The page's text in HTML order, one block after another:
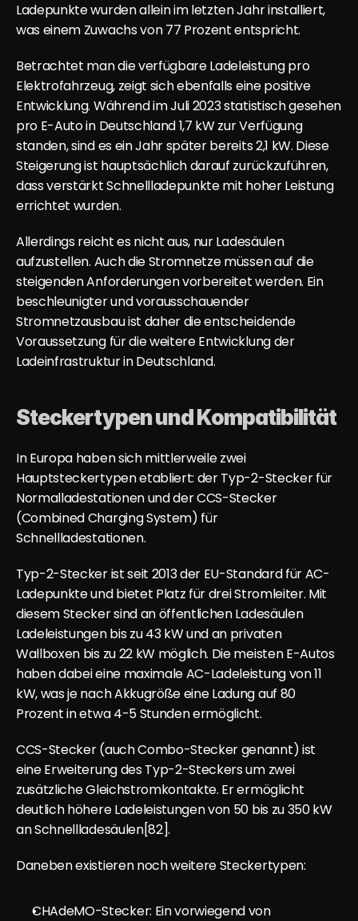
Ladepunkte wurden allein im letzten Jahr installiert,
was einem Zuwachs von 77 Prozent entspricht.
Betrachtet man die verfügbare Ladeleistung pro
Elektrofahrzeug, zeigt sich ebenfalls eine positive
Entwicklung. Während im Juli 2023 statistisch gesehen
pro E-Auto in Deutschland 1,7 kW zur Verfügung
standen, sind es ein Jahr später bereits 2,1 kW. Diese
Steigerung ist hauptsächlich darauf zurückzuführen,
dass verstärkt Schnellladepunkte mit hoher Leistung
errichtet wurden.
Allerdings reicht es nicht aus, nur Ladesäulen
aufzustellen. Auch die Stromnetze müssen auf die
steigenden Anforderungen vorbereitet werden. Ein
beschleunigter und vorausschauender
Stromnetzausbau ist daher die entscheidende
Voraussetzung für die weitere Entwicklung der
Ladeinfrastruktur in Deutschland.
Steckertypen und Kompatibilität
In Europa haben sich mittlerweile zwei
Hauptsteckertypen etabliert: der Typ-2-Stecker für
Normalladestationen und der CCS-Stecker
(Combined Charging System) für
Schnellladestationen.
Typ-2-Stecker ist seit 2013 der EU-Standard für AC-
Ladepunkte und bietet Platz für drei Stromleiter. Mit
diesem Stecker sind an öffentlichen Ladesäulen
Ladeleistungen bis zu 43 kW und an privaten
Wallboxen bis zu 22 kW möglich. Die meisten E-Autos
haben dabei eine maximale AC-Ladeleistung von 11
kW, was je nach Akkugröße eine Ladung auf 80
Prozent in etwa 4-5 Stunden ermöglicht.
CCS-Stecker (auch Combo-Stecker genannt) ist
eine Erweiterung des Typ-2-Steckers um zwei
zusätzliche Gleichstromkontakte. Er ermöglicht
deutlich höhere Ladeleistungen von 50 bis zu 350 kW
an Schnellladesäulen[82].
Daneben existieren noch weitere Steckertypen:
CHAdeMO-Stecker: Ein vorwiegend von